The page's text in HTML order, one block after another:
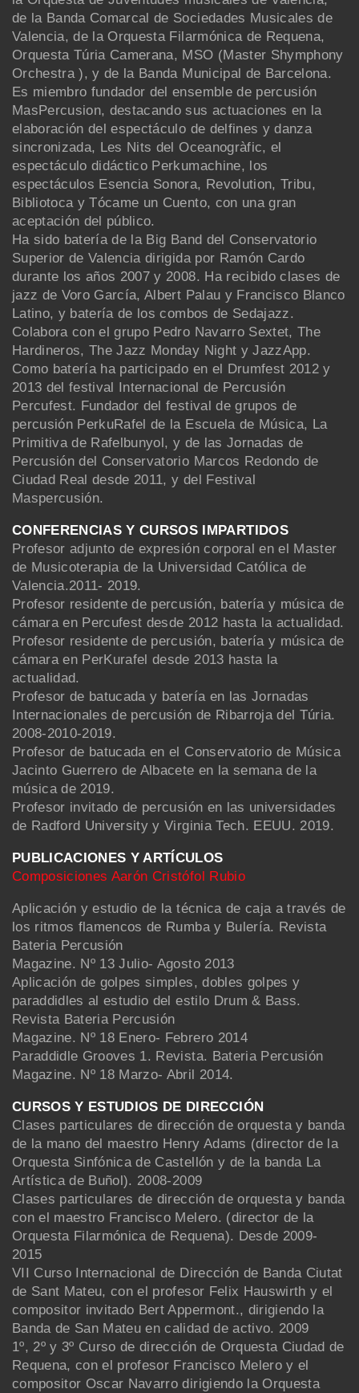
de la Banda Comarcal de Sociedades Musicales de
Valencia, de la Orquesta Filarmónica de Requena,
Orquesta Túria Camerana, MSO (Master Shymphony
Orchestra ), y de la Banda Municipal de Barcelona.
Es miembro fundador del ensemble de percusión
MasPercusion, destacando sus actuaciones en la
elaboración del espectáculo de delfines y danza
sincronizada, Les Nits del Oceanogràfic, el
espectáculo didáctico Perkumachine, los
espectáculos Esencia Sonora, Revolution, Tribu,
Bibliotoca y Tócame un Cuento, con una gran
aceptación del público.
Ha sido batería de la Big Band del Conservatorio
Superior de Valencia dirigida por Ramón Cardo
durante los años 2007 y 2008. Ha recibido clases de
jazz de Voro García, Albert Palau y Francisco Blanco
Latino, y batería de los combos de Sedajazz.
Colabora con el grupo Pedro Navarro Sextet, The
Hardineros, The Jazz Monday Night y JazzApp.
Como batería ha participado en el Drumfest 2012 y
2013 del festival Internacional de Percusión
Percufest. Fundador del festival de grupos de
percusión PerkuRafel de la Escuela de Música, La
Primitiva de Rafelbunyol, y de las Jornadas de
Percusión del Conservatorio Marcos Redondo de
Ciudad Real desde 2011, y del Festival
Maspercusión.
CONFERENCIAS Y CURSOS IMPARTIDOS
Profesor adjunto de expresión corporal en el Master
de Musicoterapia de la Universidad Católica de
Valencia.2011- 2019.
Profesor residente de percusión, batería y música de
cámara en Percufest desde 2012 hasta la actualidad.
Profesor residente de percusión, batería y música de
cámara en PerKurafel desde 2013 hasta la
actualidad.
Profesor de batucada y batería en las Jornadas
Internacionales de percusión de Ribarroja del Túria.
2008-2010-2019.
Profesor de batucada en el Conservatorio de Música
Jacinto Guerrero de Albacete en la semana de la
música de 2019.
Profesor invitado de percusión en las universidades
de Radford University y Virginia Tech. EEUU. 2019.
PUBLICACIONES Y ARTÍCULOS
Composiciones Aarón Cristófol Rubio
Aplicación y estudio de la técnica de caja a través de
los ritmos flamencos de Rumba y Bulería. Revista
Bateria Percusión
Magazine. Nº 13 Julio- Agosto 2013
Aplicación de golpes simples, dobles golpes y
paraddidles al estudio del estilo Drum & Bass.
Revista Bateria Percusión
Magazine. Nº 18 Enero- Febrero 2014
Paraddidle Grooves 1. Revista. Bateria Percusión
Magazine. Nº 18 Marzo- Abril 2014.
CURSOS Y ESTUDIOS DE DIRECCIÓN
Clases particulares de dirección de orquesta y banda
de la mano del maestro Henry Adams (director de la
Orquesta Sinfónica de Castellón y de la banda La
Artística de Buñol). 2008-2009
Clases particulares de dirección de orquesta y banda
con el maestro Francisco Melero. (director de la
Orquesta Filarmónica de Requena). Desde 2009-
2015
VII Curso Internacional de Dirección de Banda Ciutat
de Sant Mateu, con el profesor Felix Hauswirth y el
compositor invitado Bert Appermont., dirigiendo la
Banda de San Mateu en calidad de activo. 2009
1º, 2º y 3º Curso de dirección de Orquesta Ciudad de
Requena, con el profesor Francisco Melero y el
compositor Oscar Navarro dirigiendo la Orquesta